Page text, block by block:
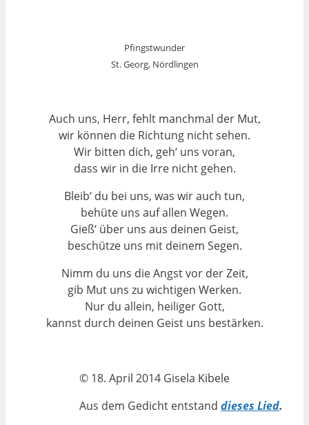
Pfingstwunder
St. Georg, Nördlingen
Auch uns, Herr, fehlt manchmal der Mut,
wir können die Richtung nicht sehen.
Wir bitten dich, geh‘ uns voran,
dass wir in die Irre nicht gehen.
Bleib‘ du bei uns, was wir auch tun,
behüte uns auf allen Wegen.
Gieß‘ über uns aus deinen Geist,
beschütze uns mit deinem Segen.
Nimm du uns die Angst vor der Zeit,
gib Mut uns zu wichtigen Werken.
Nur du allein, heiliger Gott,
kannst durch deinen Geist uns bestärken.
© 18. April 2014 Gisela Kibele
Aus dem Gedicht entstand dieses Lied.